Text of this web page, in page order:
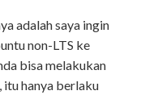
adalah saya ingin
non-LTS ke
bisa melakukan
itu hanya berlaku